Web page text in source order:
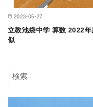
2023-05-27
立教池袋中学 算数 2022
似